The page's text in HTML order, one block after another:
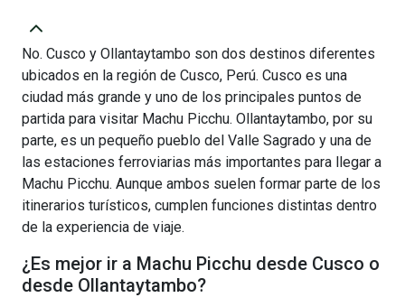
No. Cusco y Ollantaytambo son dos destinos diferentes
ubicados en la región de Cusco, Perú. Cusco es una
ciudad más grande y uno de los principales puntos de
partida para visitar Machu Picchu. Ollantaytambo, por su
parte, es un pequeño pueblo del Valle Sagrado y una de
las estaciones ferroviarias más importantes para llegar a
Machu Picchu. Aunque ambos suelen formar parte de los
itinerarios turísticos, cumplen funciones distintas dentro
de la experiencia de viaje.
¿Es mejor ir a Machu Picchu desde Cusco o
desde Ollantaytambo?